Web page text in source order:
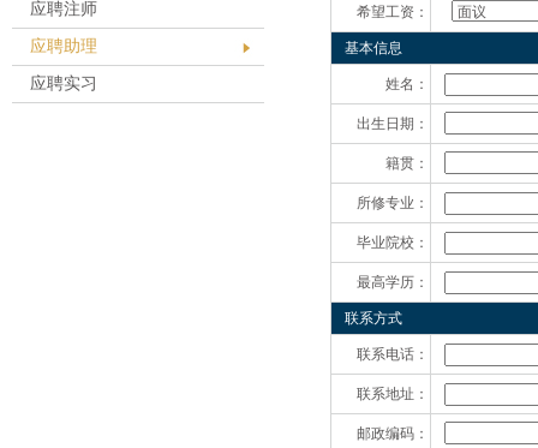
公司文化
业务范围
资质证书
应聘注师
应聘助理
应聘实习
希望工资：
基本信息
姓名：
出生日期：
籍贯：
所修专业：
毕业院校：
最高学历：
联系方式
联系电话：
联系地址：
邮政编码：